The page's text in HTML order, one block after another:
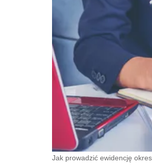
Jak prowadzić ewidencję